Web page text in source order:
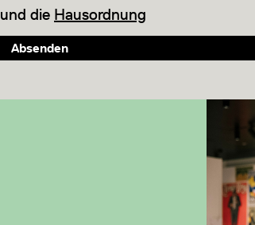
und die Hausordnung
Absenden